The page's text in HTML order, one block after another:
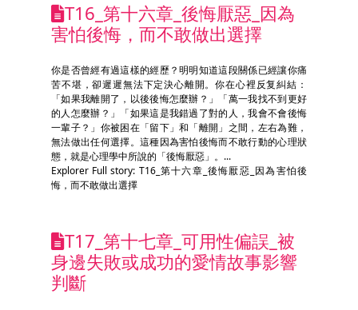
T16_第十六章_後悔厭惡_因為
害怕後悔，而不敢做出選擇
你是否曾經有過這樣的經歷？明明知道這段關係已經讓你痛
苦不堪，卻遲遲無法下定決心離開。你在心裡反复糾結：
「如果我離開了，以後後悔怎麼辦？」「萬一我找不到更好
的人怎麼辦？」「如果這是我錯過了對的人，我會不會後悔
一輩子？」你被困在「留下」和「離開」之間，左右為難，
無法做出任何選擇。這種因為害怕後悔而不敢行動的心理狀
態，就是心理學中所說的「後悔厭惡」。...
Explorer Full story: T16_第十六章_後悔厭惡_因為害怕後
悔，而不敢做出選擇
T17_第十七章_可用性偏誤_被
身邊失敗或成功的愛情故事影響
判斷